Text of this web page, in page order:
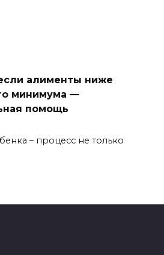
алименты ниже
минимума —
помощь
– процесс не только